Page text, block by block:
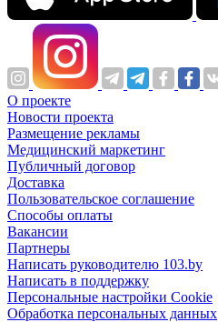
О проекте
Новости проекта
Размещение рекламы
Медицинский маркетинг
Публичный договор
Доставка
Пользовательское соглашение
Способы оплаты
Вакансии
Партнеры
Написать руководителю 103.by
Написать в поддержку
Персональные настройки Cookie
Обработка персональных данных